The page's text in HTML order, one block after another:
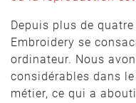
Depuis plus de quatre
Embroidery se
ordinateur. Nous
considérables dans
métier, ce qui a